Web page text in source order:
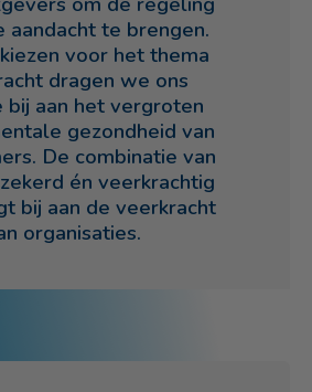
aandacht te brengen.
voor het thema
dragen we ons
bij aan het vergroten
gezondheid van
De combinatie van
én veerkrachtig
bij aan de veerkracht
organisaties.